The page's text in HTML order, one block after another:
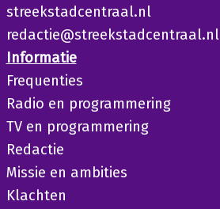
streekstadcentraal.nl
redactie@streekstadcentraal.nl
Informatie
Frequenties
Radio en programmering
TV en programmering
Redactie
Missie en ambities
Klachten